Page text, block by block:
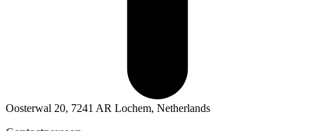
Oosterwal 20, 7241 AR Lochem, Netherlands